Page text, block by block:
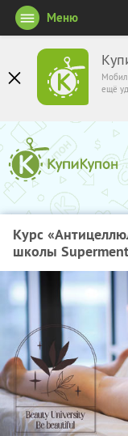
ещё
Меню
Курс
школы